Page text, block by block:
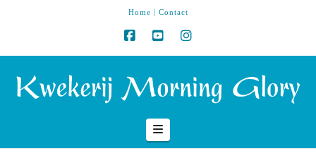
Home | Contact
Navigation